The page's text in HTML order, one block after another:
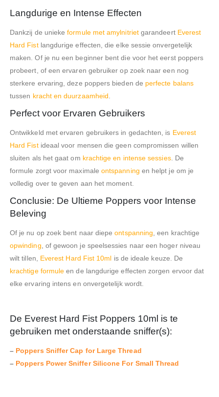
Langdurige en Intense Effecten
Dankzij de uniekeformule met amylnitrietgarandeert Everest
Hard Fistlangdurige effecten, die elke sessie onvergetelijk
maken. Of je nu een beginner bent die voor het eerst poppers
probeert, of een ervaren gebruiker op zoek naar een nog
sterkere ervaring, deze poppers bieden de perfecte balans
tussen kracht en duurzaamheid
Perfect voor Ervaren Gebruikers
Ontwikkeld met ervaren gebruikers in gedachten, is Everest
Hard Fistideaal voor mensen die geen compromissen willen
sluiten als het gaat om krachtige en intense sessies. De
formule zorgt voor maximale ontspanning en helpt je om je
volledig over te geven aan het moment.
Conclusie: De Ultieme Poppers voor Intense
Beleving
Of je nu op zoek bent naar diepeontspanning , een krachtige
opwinding , of gewoon je speelsessies naar een hoger niveau
wilt tillen, Everest Hard Fist 10ml is de ideale keuze. De
krachtige formule en de langdurige effecten zorgen ervoor dat
elke ervaring intens en onvergetelijk wordt.
De Everest Hard Fist Poppers 10ml is te
gebruiken met onderstaande sniffer(s):
– Poppers Sniffer Cap for Large Thread
– Poppers Power Sniffer Silicone For Small Thread